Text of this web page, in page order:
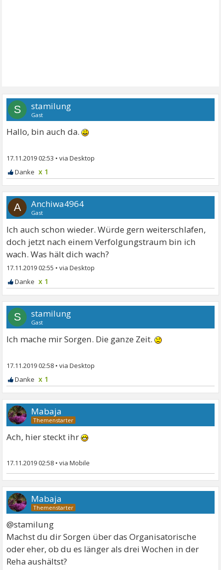
S stamilung
Gast
Hallo, bin auch da.
17.11.2019 02:53 •
x 1
A Anchiwa4964
Gast
Ich auch schon wieder. Würde gern weiterschlafen,
doch jetzt nach einem Verfolgungstraum bin ich
wach. Was hält dich wach?
17.11.2019 02:55 •
x 1
S stamilung
Gast
Ich mache mir Sorgen. Die ganze Zeit.
17.11.2019 02:58 •
x 1
Mabaja
Ach, hier steckt ihr
17.11.2019 02:58 •
Mabaja
@stamilung
Machst du dir Sorgen über das Organisatorische
oder eher, ob du es länger als drei Wochen in der
Reha aushältst?